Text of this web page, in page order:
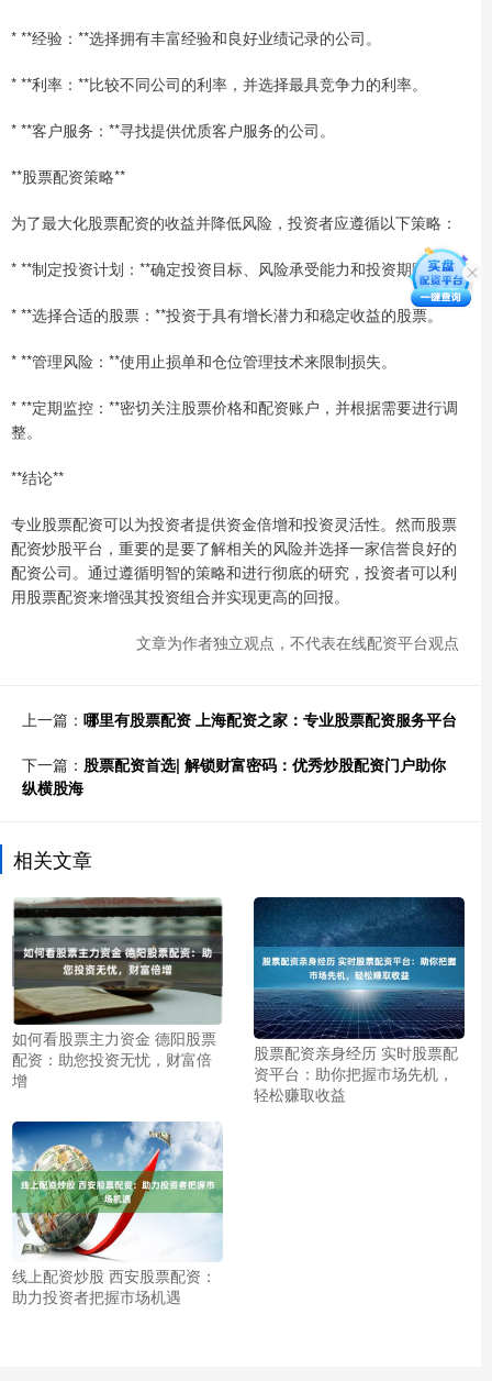
* **经验：**选择拥有丰富经验和良好业绩记录的公司。
* **利率：**比较不同公司的利率，并选择最具竞争力的利率。
* **客户服务：**寻找提供优质客户服务的公司。
**股票配资策略**
为了最大化股票配资的收益并降低风险，投资者应遵循以下策略：
* **制定投资计划：**确定投资目标、风险承受能力和投资期限。
* **选择合适的股票：**投资于具有增长潜力和稳定收益的股票。
* **管理风险：**使用止损单和仓位管理技术来限制损失。
* **定期监控：**密切关注股票价格和配资账户，并根据需要进行调
整。
**结论**
专业股票配资可以为投资者提供资金倍增和投资灵活性。然而股票
配资炒股平台，重要的是要了解相关的风险并选择一家信誉良好的
配资公司。通过遵循明智的策略和进行彻底的研究，投资者可以利
用股票配资来增强其投资组合并实现更高的回报。
文章为作者独立观点，不代表在线配资平台观点
上一篇： 哪里有股票配资 上海配资之家：专业股票配资服务平台
下一篇： 股票配资首选| 解锁财富密码：优秀炒股配资门户助你
纵横股海
相关文章
如何看股票主力资金 德阳股票
配资：助您投资无忧，财富倍
增
股票配资亲身经历 实时股票配
资平台：助你把握市场先机，
轻松赚取收益
线上配资炒股 西安股票配资：
助力投资者把握市场机遇